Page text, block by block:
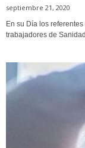
septiembre 21, 2020
En su Día los
trabajadores de